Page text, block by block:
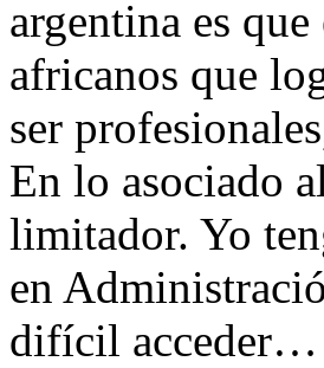
argentina es
africanos que
ser
En lo asociado
limitador. Yo
en
difícil acceder…